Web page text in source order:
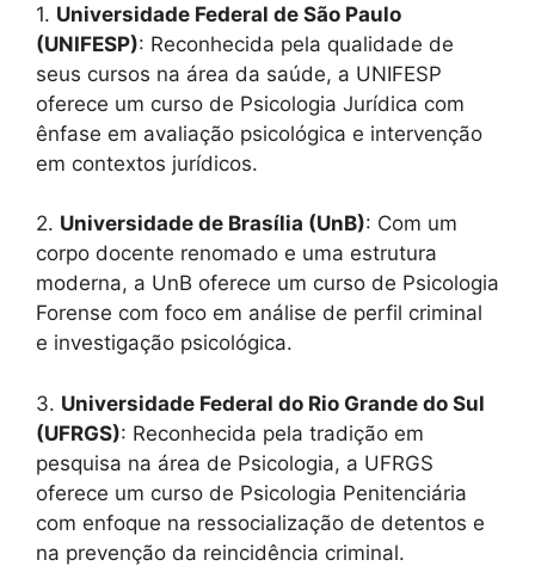
1. Universidade Federal de São Paulo
(UNIFESP): Reconhecida pela qualidade de
seus cursos na área da saúde, a UNIFESP
oferece um curso de Psicologia Jurídica com
ênfase em avaliação psicológica e intervenção
em contextos jurídicos.
2. Universidade de Brasília (UnB): Com um
corpo docente renomado e uma estrutura
moderna, a UnB oferece um curso de Psicologia
Forense com foco em análise de perfil criminal
e investigação psicológica.
3. Universidade Federal do Rio Grande do Sul
(UFRGS): Reconhecida pela tradição em
pesquisa na área de Psicologia, a UFRGS
oferece um curso de Psicologia Penitenciária
com enfoque na ressocialização de detentos e
na prevenção da reincidência criminal.